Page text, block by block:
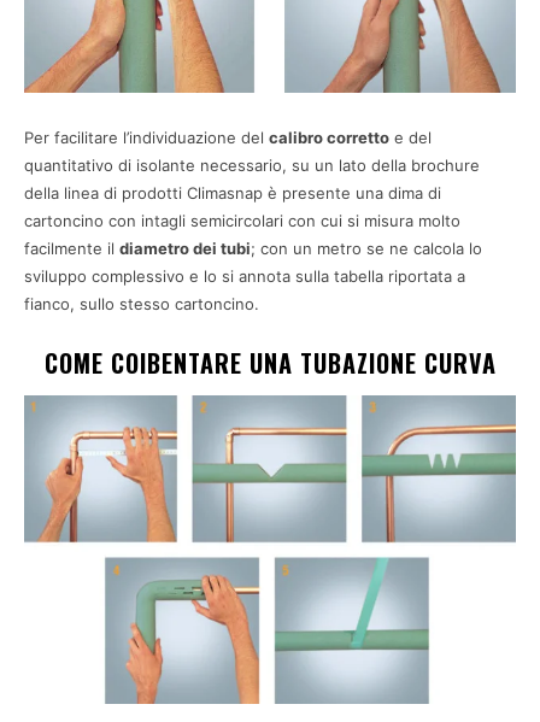
Per facilitare l’individuazione del calibro corretto e del
quantitativo di isolante necessario, su un lato della brochure
della linea di prodotti Climasnap è presente una dima di
cartoncino con intagli semicircolari con cui si misura molto
facilmente il diametro dei tubi; con un metro se ne calcola lo
sviluppo complessivo e lo si annota sulla tabella riportata a
fianco, sullo stesso cartoncino.
COME COIBENTARE UNA TUBAZIONE CURVA